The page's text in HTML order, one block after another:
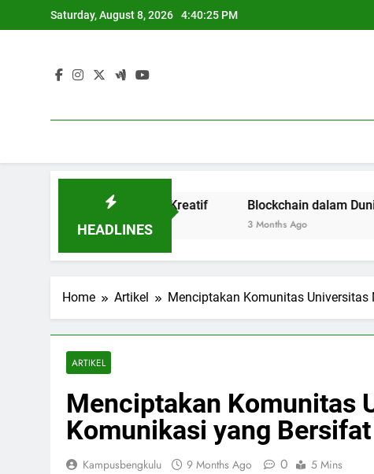
to
Saturday, August 8, 2026 4:40:26 PM
HEADLINES
Terbuka dan Kreatif Blockchain dalam Dunia
Home Artikel Menciptakan Komunitas
ARTIKEL
Menciptakan Komunitas
Komunikasi yang
Kampusbengkulu 9 Months Ago 0 5 Mins